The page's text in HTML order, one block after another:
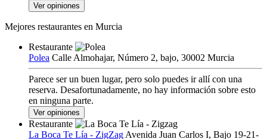
Ver opiniones
Mejores restaurantes en Murcia
Restaurante
Polea Calle Almohajar, Número 2, bajo, 30002 Murcia
Parece ser un buen lugar, pero solo puedes ir allí con una
reserva. Desafortunadamente, no hay información sobre esto
en ninguna parte.
Ver opiniones
Restaurante
La Boca Te Lía - ZigZagAvenida Juan Carlos I, Bajo 19-21-